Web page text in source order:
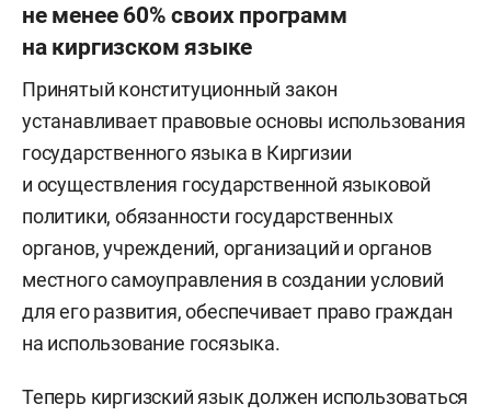
не менее 60% своих программ
на киргизском языке
Принятый конституционный закон
устанавливает правовые основы использования
государственного языка в Киргизии
и осуществления государственной языковой
политики, обязанности государственных
органов, учреждений, организаций и органов
местного самоуправления в создании условий
для его развития, обеспечивает право граждан
на использование госязыка.
Теперь киргизский язык должен использоваться